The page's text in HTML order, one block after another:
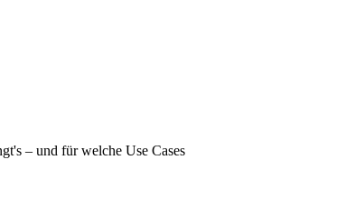
– und für welche Use Cases